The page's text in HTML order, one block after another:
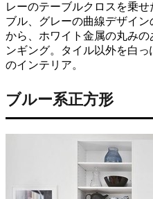
レーのテーブルクロスを乗
ブル、グレーの曲線デザイ
から、ホワイト金属の丸み
ンギング。タイル以外を白
のインテリア。
ブルー系正方形